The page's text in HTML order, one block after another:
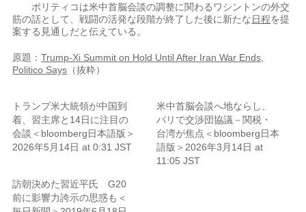
ポリティコは米中首脳会談の調整に関わるワシントンの外交
筋の話として、戦闘の活発な段階が終了した後に新たな日程を提
案する見通しだと伝えている。
原題：Trump-Xi Summit on Hold Until After Iran War Ends,
Politico Says （抜粋）
トランプ米大統領が中国到
着、習主席と14日に注目の
会談＜bloomberg日本語版＞
2026年5月14日 at 0:31 JST
米中首脳会談へ地ならし、
パリで交渉団協議－関税・
台湾が焦点＜bloomberg日本
語版＞2026年3月14日 at
11:05 JST
訪朝決めた習近平氏 G20
前に影響力誇示の思惑も＜